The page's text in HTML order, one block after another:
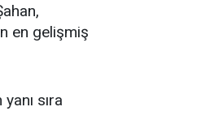
en gelişmiş
sıra